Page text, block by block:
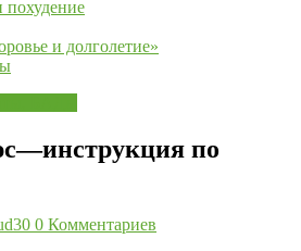
и долголетие»
по
0 Комментариев